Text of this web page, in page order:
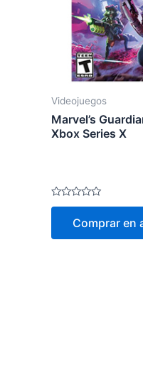
Videojuegos
Marvel’s
Xbox Series X
Valorado
5
Comprar en